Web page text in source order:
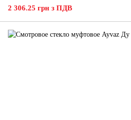
2 306.25 грн з ПДВ